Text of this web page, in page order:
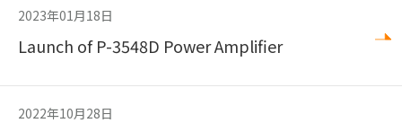
2023年01月18日
Launch of P-3548D Power Amplifier
2022年10月28日